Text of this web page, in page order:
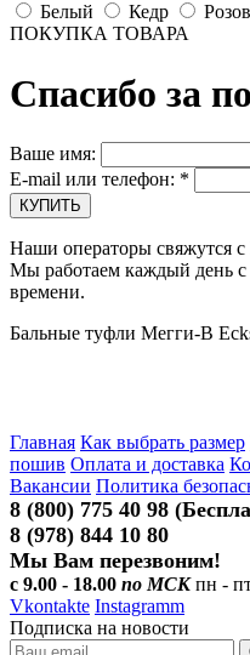
Белый
Кедр
ПОКУПКА ТОВАРА
Спасибо за
Ваше имя:
E-mail или телефон: *
Наши операторы свяжутся
Мы работаем каждый день с
времени.
Бальные туфли Мегги-В
Главная Как выбрать размер
пошив Оплата и доставка
Вакансии Политика
8 (800) 775 40 98
8 (978) 844 10 80
Мы Вам перезвоним!
с 9.00 - 18.00 по МСКпн -
Vkontakte Instagramm
Подписка на новости